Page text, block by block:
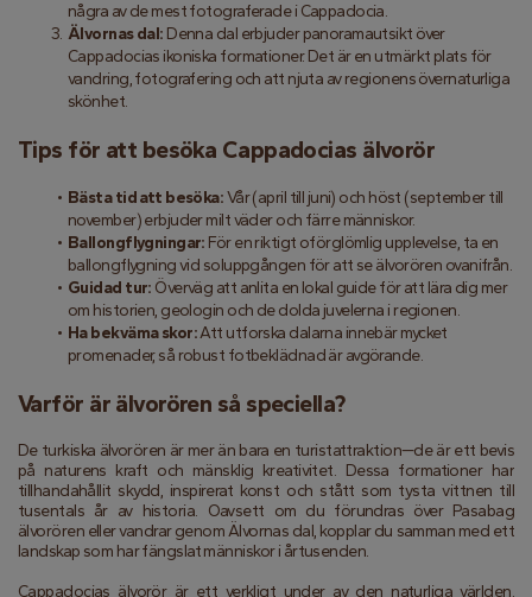
några av de mest fotograferade i Cappadocia.
Älvornas dal: Denna dal erbjuder panoramautsikt över
Cappadocias ikoniska formationer. Det är en utmärkt plats för
vandring, fotografering och att njuta av regionens övernaturliga
skönhet.
Tips för att besöka Cappadocias älvorör
Bästa tid att besöka: Vår (april till juni) och höst (september till
november) erbjuder milt väder och färre människor.
Ballongflygningar: För en riktigt oförglömlig upplevelse, ta en
ballongflygning vid soluppgången för att se älvorören ovanifrån.
Guidad tur: Överväg att anlita en lokal guide för att lära dig mer
om historien, geologin och de dolda juvelerna i regionen.
Ha bekväma skor: Att utforska dalarna innebär mycket
promenader, så robust fotbeklädnad är avgörande.
Varför är älvorören så speciella?
De turkiska älvorören är mer än bara en turistattraktion—de är ett bevis
på naturens kraft och mänsklig kreativitet. Dessa formationer har
tillhandahållit skydd, inspirerat konst och stått som tysta vittnen till
tusentals år av historia. Oavsett om du förundras över Pasabag
älvorören eller vandrar genom Älvornas dal, kopplar du samman med ett
landskap som har fängslat människor i årtusenden.
Cappadocias älvorör är ett verkligt under av den naturliga världen.